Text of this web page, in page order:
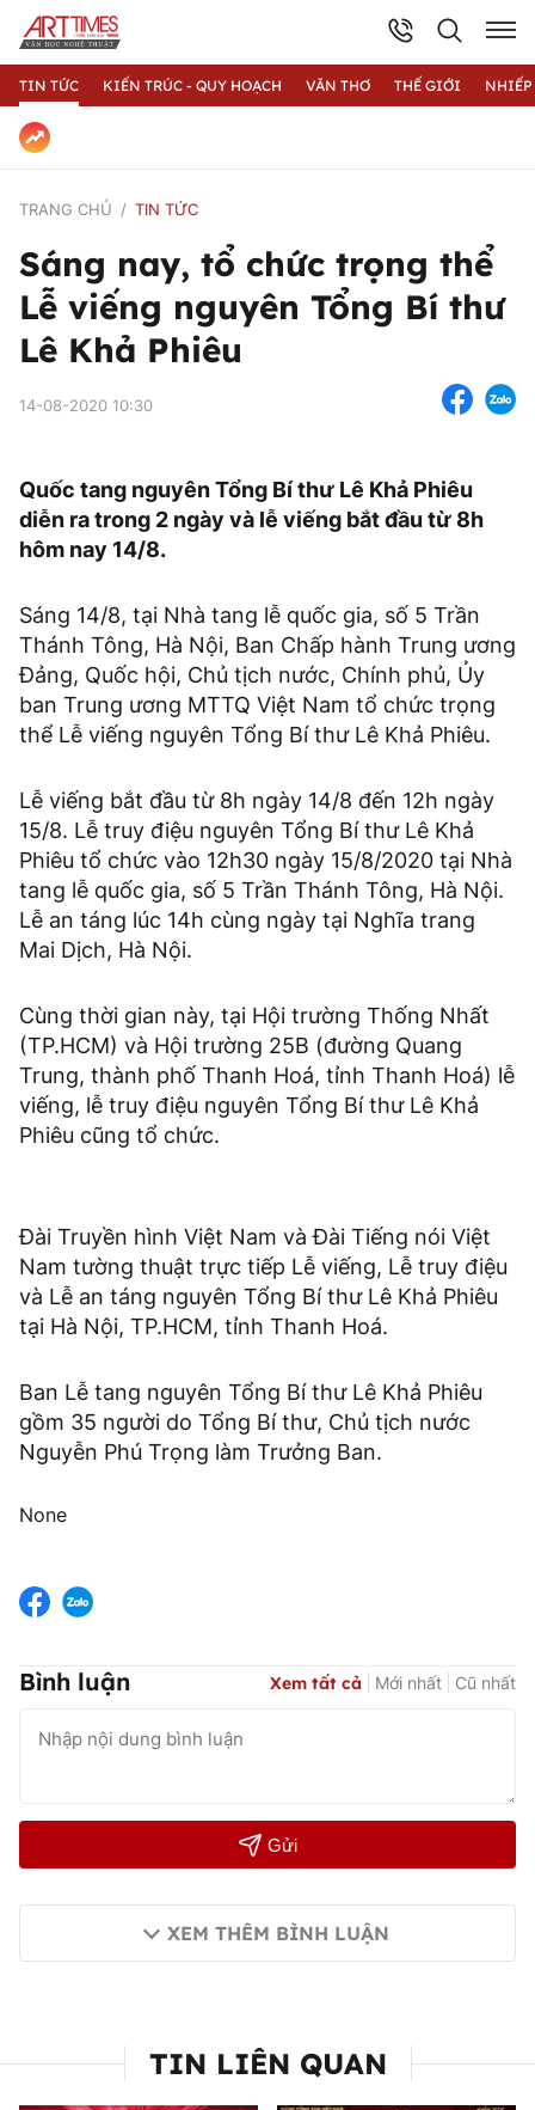
TIN TỨC KIẾN TRÚC - QUY HOẠCH VĂN THƠ THẾ GIỚI
TRANG CHỦ TIN TỨC
Sáng nay, tổ chức trọng thể
Lễ viếng nguyên Tổng Bí thư
Lê Khả Phiêu
14-08-2020 10:30
Quốc tang nguyên Tổng Bí thư Lê Khả Phiêu
diễn ra trong 2 ngày và lễ viếng bắt đầu từ 8h
hôm nay 14/8.
Sáng 14/8, tại Nhà tang lễ quốc gia, số 5 Trần
Thánh Tông, Hà Nội, Ban Chấp hành Trung ương
Đảng, Quốc hội, Chủ tịch nước, Chính phủ, Ủy
ban Trung ương MTTQ Việt Nam tổ chức trọng
thể Lễ viếng nguyên Tổng Bí thư Lê Khả Phiêu.
Lễ viếng bắt đầu từ 8h ngày 14/8 đến 12h ngày
15/8. Lễ truy điệu nguyên Tổng Bí thư Lê Khả
Phiêu tổ chức vào 12h30 ngày 15/8/2020 tại Nhà
tang lễ quốc gia, số 5 Trần Thánh Tông, Hà Nội.
Lễ an táng lúc 14h cùng ngày tại Nghĩa trang
Mai Dịch, Hà Nội.
Cùng thời gian này, tại Hội trường Thống Nhất
(TP.HCM) và Hội trường 25B (đường Quang
Trung, thành phố Thanh Hoá, tỉnh Thanh Hoá) lễ
viếng, lễ truy điệu nguyên Tổng Bí thư Lê Khả
Phiêu cũng tổ chức.
Đài Truyền hình Việt Nam và Đài Tiếng nói Việt
Nam tường thuật trực tiếp Lễ viếng, Lễ truy điệu
và Lễ an táng nguyên Tổng Bí thư Lê Khả Phiêu
tại Hà Nội, TP.HCM, tỉnh Thanh Hoá.
Ban Lễ tang nguyên Tổng Bí thư Lê Khả Phiêu
gồm 35 người do Tổng Bí thư, Chủ tịch nước
Nguyễn Phú Trọng làm Trưởng Ban.
None
Bình luận Xem tất cả Mới nhất Cũ nhất
Gửi
XEM THÊM BÌNH LUẬN
TIN LIÊN QUAN